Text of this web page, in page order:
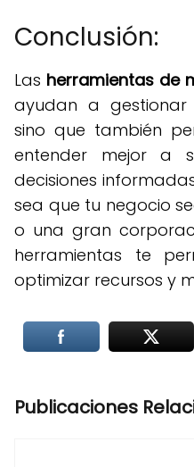
Conclusión:
Las herramientas de
ayudan a
sino que también
entender mejor a
decisiones
sea que tu negocio
o una gran
herramientas te
optimizar recursos y
Publicaciones